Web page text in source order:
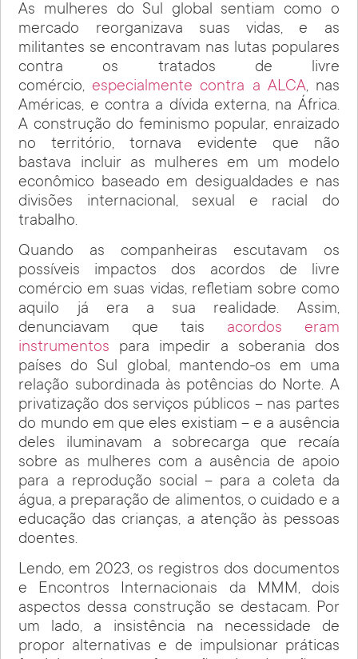
As mulheres do Sul global sentiam como o
mercado reorganizava suas vidas, e as
militantes se encontravam nas lutas populares
contra os tratados de livre
comércio, especialmente contra a ALCA, nas
Américas, e contra a dívida externa, na África.
A construção do feminismo popular, enraizado
no território, tornava evidente que não
bastava incluir as mulheres em um modelo
econômico baseado em desigualdades e nas
divisões internacional, sexual e racial do
trabalho.
Quando as companheiras escutavam os
possíveis impactos dos acordos de livre
comércio em suas vidas, refletiam sobre como
aquilo já era a sua realidade. Assim,
denunciavam que tais acordos eram
instrumentos para impedir a soberania dos
países do Sul global, mantendo-os em uma
relação subordinada às potências do Norte. A
privatização dos serviços públicos – nas partes
do mundo em que eles existiam – e a ausência
deles iluminavam a sobrecarga que recaía
sobre as mulheres com a ausência de apoio
para a reprodução social – para a coleta da
água, a preparação de alimentos, o cuidado e a
educação das crianças, a atenção às pessoas
doentes.
Lendo, em 2023, os registros dos documentos
e Encontros Internacionais da MMM, dois
aspectos dessa construção se destacam. Por
um lado, a insistência na necessidade de
propor alternativas e de impulsionar práticas